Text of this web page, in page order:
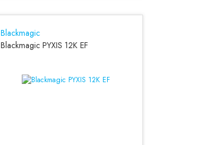
Blackmagic
Blackmagic PYXIS 12K EF